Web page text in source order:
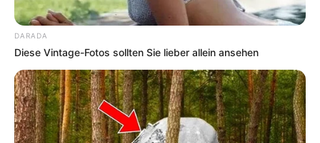
DARADA
Diese Vintage-Fotos sollten Sie lieber allein ansehen